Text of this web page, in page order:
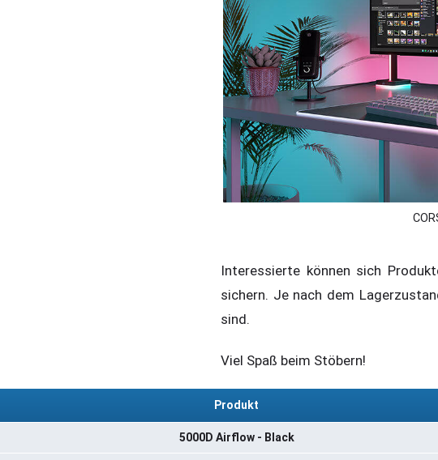
Interessierte können sich
sichern. Je nach dem
sind.
Viel Spaß beim Stöbern!
Produkt
5000D Airflow - Black